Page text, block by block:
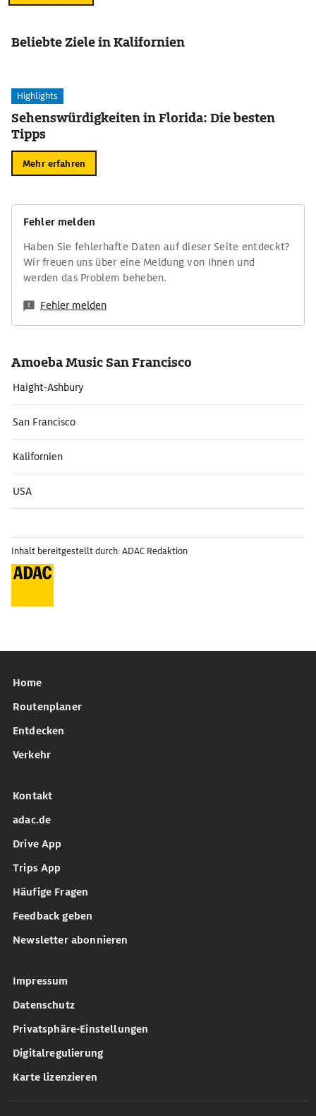
Beliebte Ziele in Kalifornien
Highlights
Sehenswürdigkeiten in Florida: Die besten
Tipps
Mehr erfahren
Fehler melden
Haben Sie fehlerhafte Daten auf dieser Seite entdeckt?
Wir freuen uns über eine Meldung von Ihnen und
werden das Problem beheben.
Fehler melden
Amoeba Music San Francisco
Haight-Ashbury
San Francisco
Kalifornien
USA
Inhalt bereitgestellt durch: ADAC Redaktion
Home
Routenplaner
Entdecken
Verkehr
Kontakt
adac.de
Drive App
Trips App
Häufige Fragen
Feedback geben
Newsletter abonnieren
Impressum
Datenschutz
Privatsphäre-Einstellungen
Digitalregulierung
Karte lizenzieren